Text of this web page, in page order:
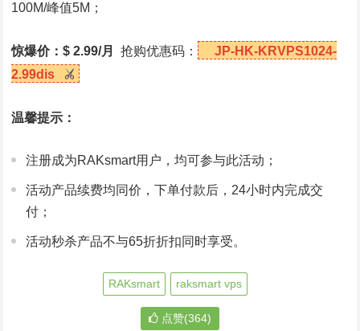
100M/峰值5M；
惊爆价：$ 2.99/月 抢购优惠码：
JP-HK-KRVPS1024-
2.99dis
温馨提示：
注册成为RAKsmart用户，均可参与此活动；
活动产品续费均同价，下单付款后，24小时内完成交
付；
活动秒杀产品不与65折折扣同时享受。
RAKsmart raksmart vps
点赞(364)